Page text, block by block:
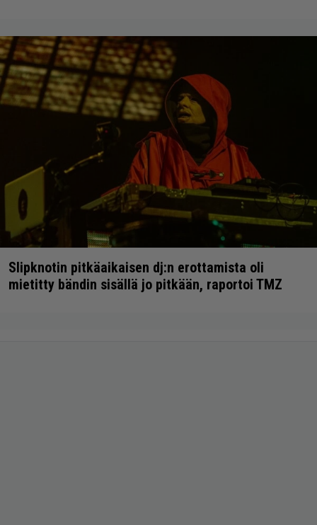
Slipknotin pitkäaikaisen dj:n erottamista oli
mietitty bändin sisällä jo pitkään, raportoi TMZ